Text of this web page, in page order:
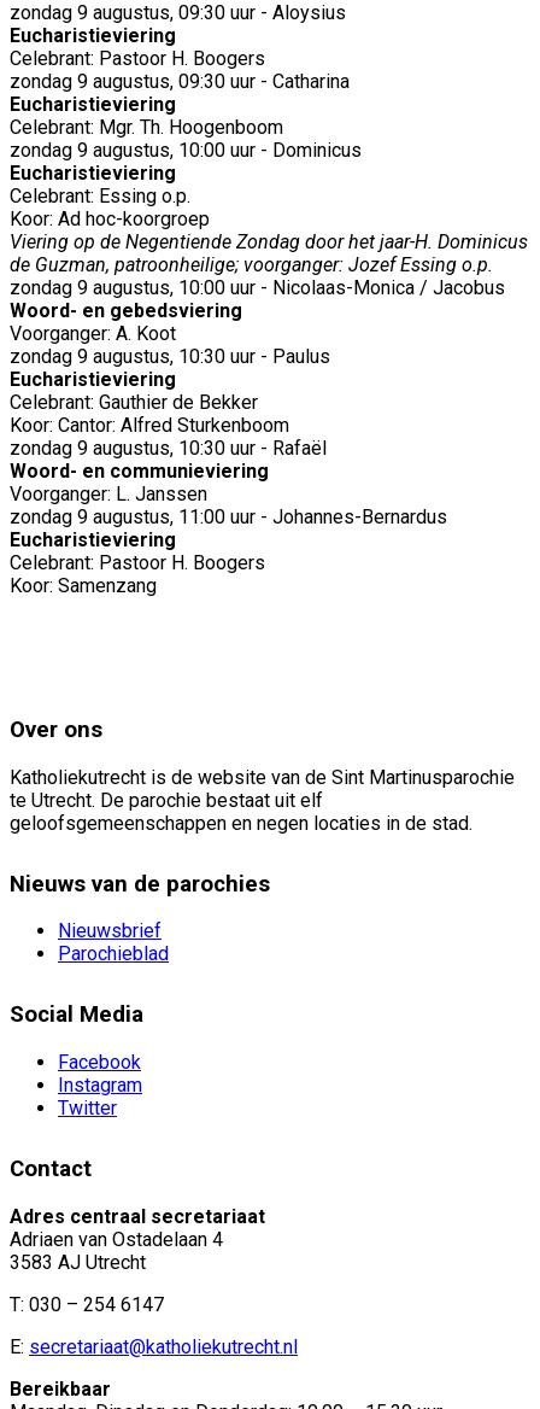
zondag 9 augustus, 09:30 uur - Aloysius
Eucharistieviering
Celebrant: Pastoor H. Boogers
zondag 9 augustus, 09:30 uur - Catharina
Eucharistieviering
Celebrant: Mgr. Th. Hoogenboom
zondag 9 augustus, 10:00 uur - Dominicus
Eucharistieviering
Celebrant: Essing o.p.
Koor: Ad hoc-koorgroep
Viering op de Negentiende Zondag door het jaar-H. Dominicus
de Guzman, patroonheilige; voorganger: Jozef Essing o.p.
zondag 9 augustus, 10:00 uur - Nicolaas-Monica / Jacobus
Woord- en gebedsviering
Voorganger: A. Koot
zondag 9 augustus, 10:30 uur - Paulus
Eucharistieviering
Celebrant: Gauthier de Bekker
Koor: Cantor: Alfred Sturkenboom
zondag 9 augustus, 10:30 uur - Rafaël
Woord- en communieviering
Voorganger: L. Janssen
zondag 9 augustus, 11:00 uur - Johannes-Bernardus
Eucharistieviering
Celebrant: Pastoor H. Boogers
Koor: Samenzang
Over ons
Katholiekutrecht is de website van de Sint Martinusparochie
te Utrecht. De parochie bestaat uit elf
geloofsgemeenschappen en negen locaties in de stad.
Nieuws van de parochies
Nieuwsbrief
Parochieblad
Social Media
Facebook
Instagram
Twitter
Contact
Adres centraal secretariaat
Adriaen van Ostadelaan 4
3583 AJ Utrecht
T: 030 – 254 6147
E: secretariaat@katholiekutrecht.nl
Bereikbaar